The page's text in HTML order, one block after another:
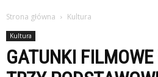
Strona główna Kultura
Kultura
GATUNKI